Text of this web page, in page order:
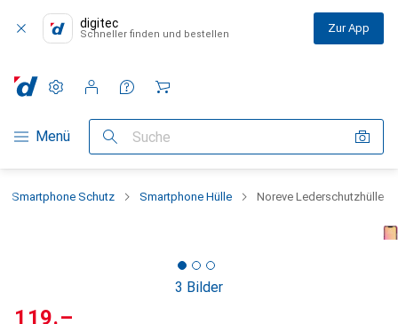
digitec
Schneller finden und bestellen Zur App
Navigation nach Kategorien
Menü Suche
Einstellungen
Kundenkonto
Vergleichslisten
Merklisten
Warenkorb
Smartphone Schutz Smartphone Hülle Noreve Lederschutzhülle
3 Bilder
CHF
119.–